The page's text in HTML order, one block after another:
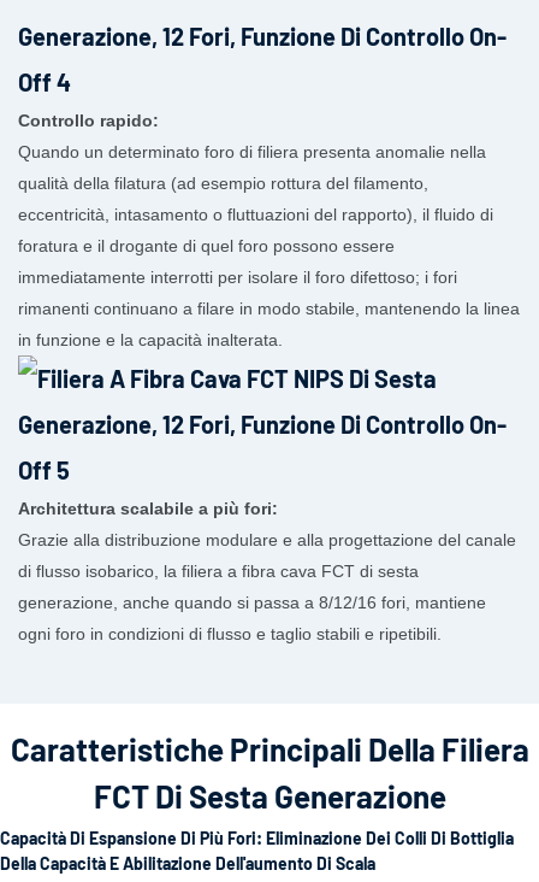
Controllo rapido:
Quando un determinato foro di filiera presenta anomalie nella
qualità della filatura (ad esempio rottura del filamento,
eccentricità, intasamento o fluttuazioni del rapporto), il fluido di
foratura e il drogante di quel foro possono essere
immediatamente interrotti per isolare il foro difettoso; i fori
rimanenti continuano a filare in modo stabile, mantenendo la linea
in funzione e la capacità inalterata.
Architettura scalabile a più fori:
Grazie alla distribuzione modulare e alla progettazione del canale
di flusso isobarico, la filiera a fibra cava FCT di sesta
generazione, anche quando si passa a 8/12/16 fori, mantiene
ogni foro in condizioni di flusso e taglio stabili e ripetibili.
Caratteristiche Principali Della Filiera
FCT Di Sesta Generazione
Capacità Di Espansione Di Più Fori: Eliminazione Dei Colli Di Bottiglia
Della Capacità E Abilitazione Dell'aumento Di Scala